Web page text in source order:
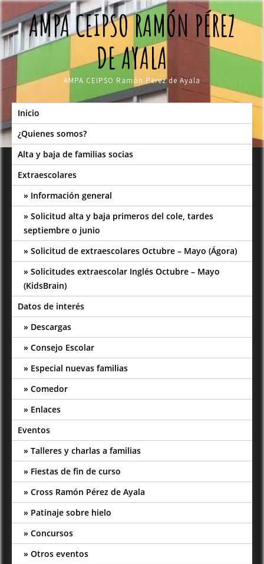
Skip
to
contentAMPA CEIPSO RAMÓN PÉREZ
DE AYALA
AMPA CEIPSO Ramón Pérez de Ayala
Inicio
¿Quienes somos?
Alta y baja de familias socias
Extraescolares
Información general
Solicitud alta y baja primeros del cole, tardes
septiembre o junio
Solicitud de extraescolares Octubre – Mayo (Ágora)
Solicitudes extraescolar Inglés Octubre – Mayo
(KidsBrain)
Datos de interés
Descargas
Consejo Escolar
Especial nuevas familias
Comedor
Enlaces
Eventos
Talleres y charlas a familias
Fiestas de fin de curso
Cross Ramón Pérez de Ayala
Patinaje sobre hielo
Concursos
Otros eventos